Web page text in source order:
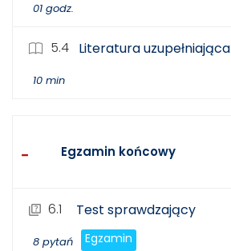
01 godz.
5.4 Literatura uzupełniająca
10 min
Egzamin końcowy
6.1 Test sprawdzający
8 pytań Egzamin